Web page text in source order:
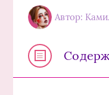
Автор: